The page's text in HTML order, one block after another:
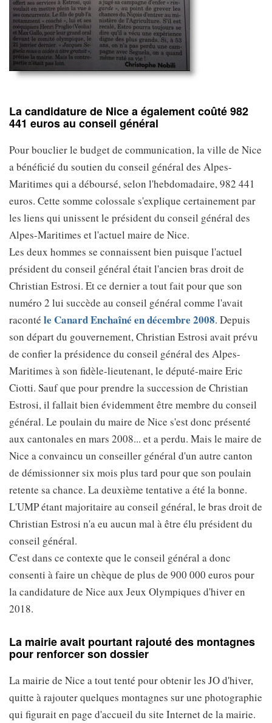
La candidature de Nice a également coûté 982
441 euros au conseil général
Pour bouclier le budget de communication, la ville de Nice
a bénéficié du soutien du conseil général des Alpes-
Maritimes qui a déboursé, selon l'hebdomadaire, 982 441
euros. Cette somme colossale s'explique certainement par
les liens qui unissent le président du conseil général des
Alpes-Maritimes et l'actuel maire de Nice.
Les deux hommes se connaissent bien puisque l'actuel
président du conseil général était l'ancien bras droit de
Christian Estrosi. Et ce dernier a tout fait pour que son
numéro 2 lui succède au conseil général comme l'avait
raconté le Canard Enchaîné en décembre 2008. Depuis
son départ du gouvernement, Christian Estrosi avait prévu
de confier la présidence du conseil général des Alpes-
Maritimes à son fidèle-lieutenant, le député-maire Eric
Ciotti. Sauf que pour prendre la succession de Christian
Estrosi, il fallait bien évidemment être membre du conseil
général. Le poulain du maire de Nice s'est donc présenté
aux cantonales en mars 2008... et a perdu. Mais le maire de
Nice a convaincu un conseiller général d'un autre canton
de démissionner six mois plus tard pour que son poulain
retente sa chance. La deuxième tentative a été la bonne.
L'UMP étant majoritaire au conseil général, le bras droit de
Christian Estrosi n'a eu aucun mal à être élu président du
conseil général.
C'est dans ce contexte que le conseil général a donc
consenti à faire un chèque de plus de 900 000 euros pour
la candidature de Nice aux Jeux Olympiques d'hiver en
2018.
La mairie avait pourtant rajouté des montagnes
pour renforcer son dossier
La mairie de Nice a tout tenté pour obtenir les JO d'hiver,
quitte à rajouter quelques montagnes sur une photographie
qui figurait en page d'accueil du site Internet de la mairie.